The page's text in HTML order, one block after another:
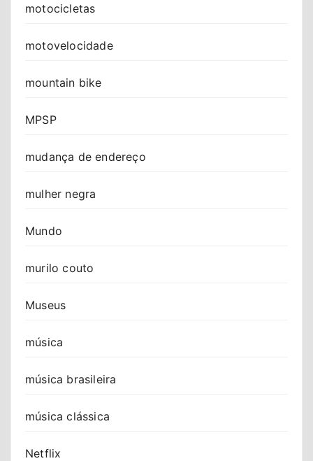
motocicletas
motovelocidade
mountain bike
MPSP
mudança de endereço
mulher negra
Mundo
murilo couto
Museus
música
música brasileira
música clássica
Netflix